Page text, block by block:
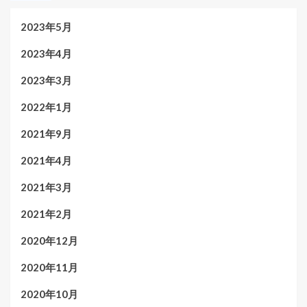
2023年5月
2023年4月
2023年3月
2022年1月
2021年9月
2021年4月
2021年3月
2021年2月
2020年12月
2020年11月
2020年10月